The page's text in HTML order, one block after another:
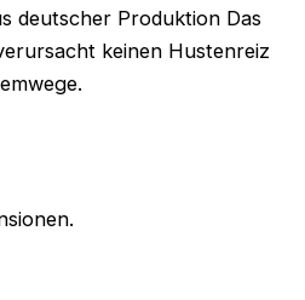
deutscher Produktion Das
keinen Hustenreiz